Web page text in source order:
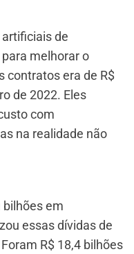
de
melhorar o
contratos era de R$
de 2022. Eles
com
na realidade não
em
essas dívidas de
R$ 18,4 bilhões